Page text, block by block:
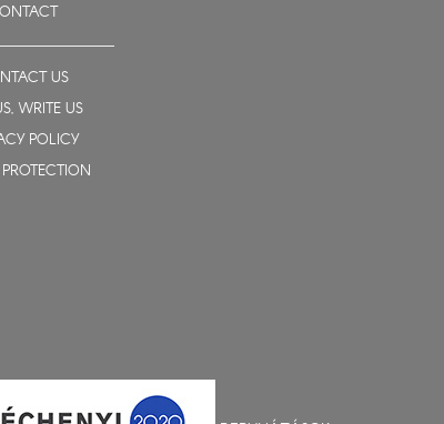
US
WRITE US
POLICY